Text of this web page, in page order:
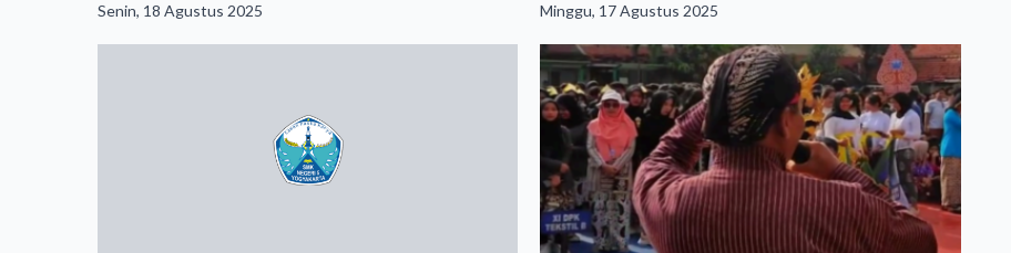
Senin, 18 Agustus 2025 Minggu, 17 Agustus 2025